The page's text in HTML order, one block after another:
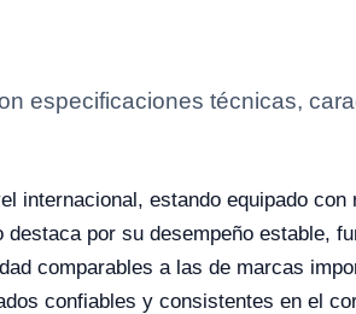
especificaciones técnicas,
internacional, estando equipado
por su desempeño estable,
comparables a las de marcas
confiables y consistentes en el